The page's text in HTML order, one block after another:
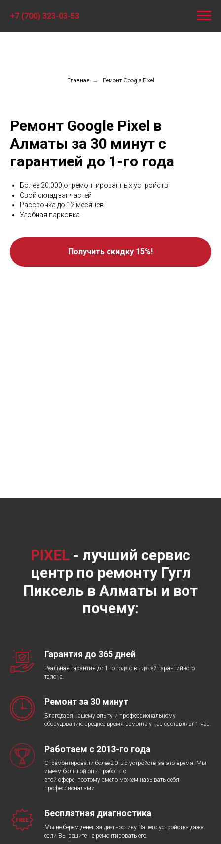
+7 (700) 323-03-53
Главная → Ремонт Google Pixel
Ремонт Google Pixel в
Алматы за 30 минут с
гарантией до 1-го года
Более 20.000 отремонтированных устройств
Свой склад запчастей
Рассрочка до 12 месяцев
Удобная парковка
Получить скидку 15%!
PIXEL - лучший сервис
центр по ремонту Гугл
Пиксель в Алматы и вот
почему:
Гарантия до 365 дней
Реальная гарантия до 1-го года с выдачей гарантийного
талона.
Ремонт за 30 минут
Благодаря нашему опыту и профессиональному
оборудованию среднее время ремонта у нас составляет 1 час.
Работаем с 2013-го года
Отремонтировали более 20тыс устройств за это время. Мы
имеем большой опыт работы с
этой сфере, поэтому смело можем называть себя
профессионалами.
Бесплатная диагностика
Мы не берем денег за диагностику Вашего устройства даже
если Вы решите не ремонтировать его.